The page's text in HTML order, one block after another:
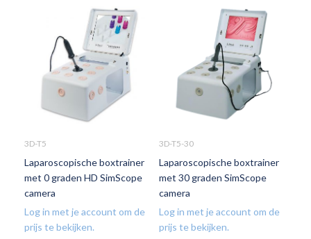
3D-T5
Laparoscopische boxtrainer
met 0 graden HD SimScope
camera
Log in met je account om de
prijs te bekijken.
3D-T5-30
Laparoscopische boxtrainer
met 30 graden SimScope
camera
Log in met je account om de
prijs te bekijken.